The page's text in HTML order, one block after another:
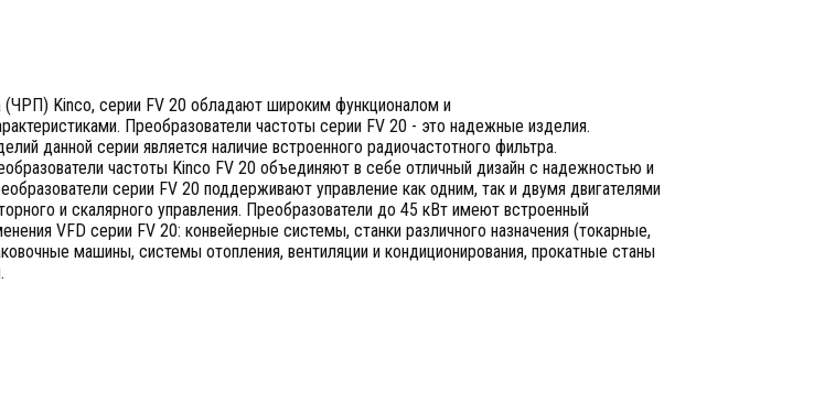
(ЧРП) Kinco, серии FV 20 обладают широким функционалом и
Преобразователи частоты серии FV 20 - это надежные изделия.
данной серии является наличие встроенного радиочастотного фильтра.
частоты Kinco FV 20 объединяют в себе отличный дизайн с надежностью и
серии FV 20 поддерживают управление как одним, так и двумя двигателями
и скалярного управления. Преобразователи до 45 кВт имеют встроенный
VFD серии FV 20: конвейерные системы, станки различного назначения (токарные,
машины, системы отопления, вентиляции и кондиционирования, прокатные станы